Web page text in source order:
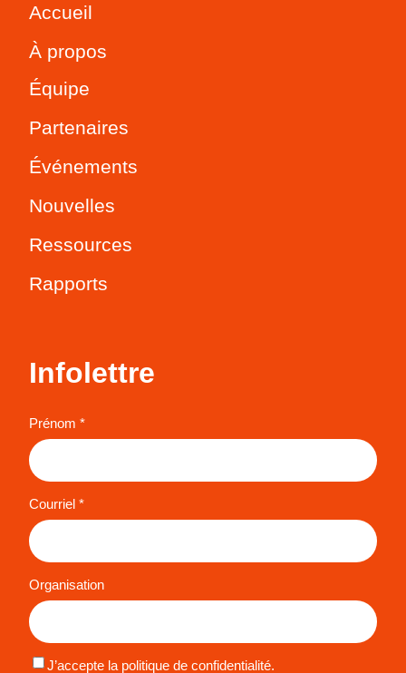
Accueil
À propos
Équipe
Partenaires
Événements
Nouvelles
Ressources
Rapports
Infolettre
Prénom *
Courriel *
Organisation
J’accepte la politique de confidentialité.